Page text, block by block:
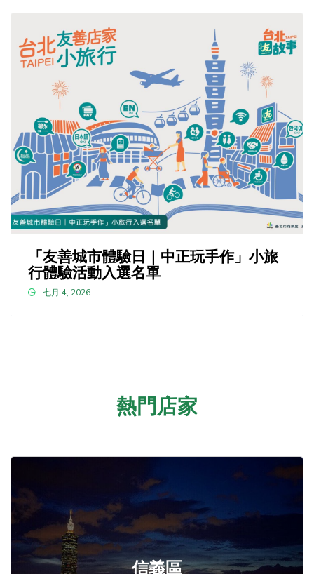
「友善城市體驗日｜中正玩手作」小旅
行體驗活動入選名單
七月 4, 2026
熱門店家
信義區